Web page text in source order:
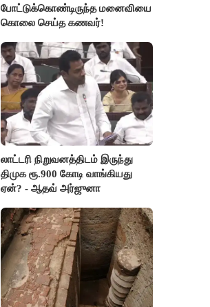
போட்டுக்கொண்டிருந்த மனைவியை
கொலை செய்த கணவர்!
லாட்டரி நிறுவனத்திடம் இருந்து
திமுக ரூ.900 கோடி வாங்கியது
ஏன்? - ஆதவ் அர்ஜுனா